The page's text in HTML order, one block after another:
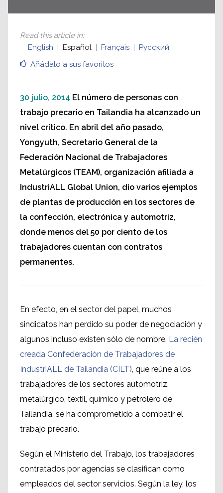
Añádalo a sus favoritos
Read this article in:
English
Español Français Русский
30 julio, 2014 El número de personas con
trabajo precario en Tailandia ha alcanzado un
nivel crítico. En abril del año pasado,
Yongyuth, Secretario General de la
Federación Nacional de Trabajadores
Metalúrgicos (TEAM), organización afiliada a
IndustriALL Global Union, dio varios ejemplos
de plantas de producción en los sectores de
la confección, electrónica y automotriz,
donde menos del 50 por ciento de los
trabajadores cuentan con contratos
permanentes.
En efecto, en el sector del papel, muchos
sindicatos han perdido su poder de negociación y
algunos incluso existen sólo de nombre. La recién
creada Confederación de Trabajadores de
IndustriALL de Tailandia (CILT), que reúne a los
trabajadores de los sectores automotriz,
metalúrgico, textil, químico y petrolero de
Tailandia, se ha comprometido a combatir el
trabajo precario.
Según el Ministerio del Trabajo, los trabajadores
contratados por agencias se clasifican como
empleados del sector servicios. Según la ley, los